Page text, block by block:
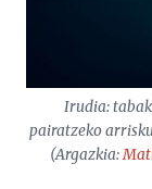
Irudia:
pairatzeko
(Argazkia: